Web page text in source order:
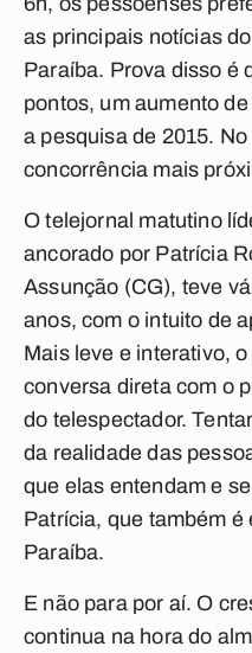
as principais notícias
Paraíba. Prova disso é
pontos, um aumento
a pesquisa de 2015.
concorrência mais
O telejornal matutino
ancorado por Patrícia
Assunção (CG), teve
anos, com o intuito de
Mais leve e interativo,
conversa direta com o
do telespectador.
da realidade das
que elas entendam e
Patrícia, que também
Paraíba.
E não para por aí. O
continua na hora do